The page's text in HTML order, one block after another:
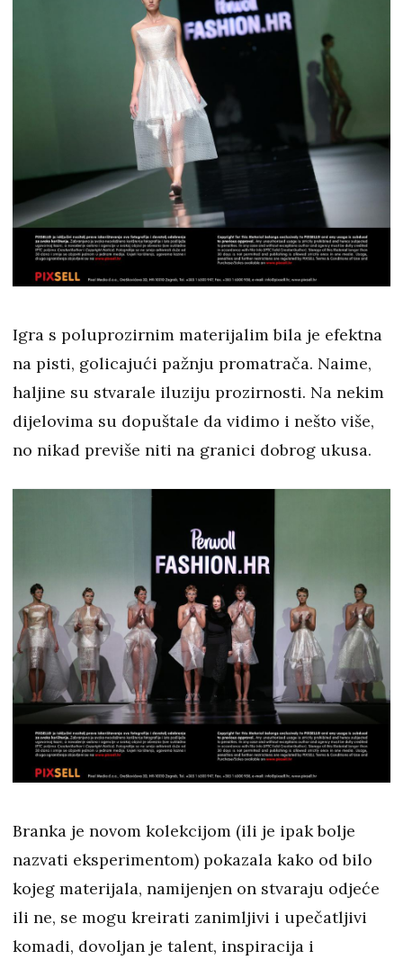
Igra s poluprozirnim materijalim bila je efektna
na pisti, golicajući pažnju promatrača. Naime,
haljine su stvarale iluziju prozirnosti. Na nekim
dijelovima su dopuštale da vidimo i nešto više,
no nikad previše niti na granici dobrog ukusa.
Branka je novom kolekcijom (ili je ipak bolje
nazvati eksperimentom) pokazala kako od bilo
kojeg materijala, namijenjen on stvaraju odjeće
ili ne, se mogu kreirati zanimljivi i upečatljivi
komadi, dovoljan je talent, inspiracija i